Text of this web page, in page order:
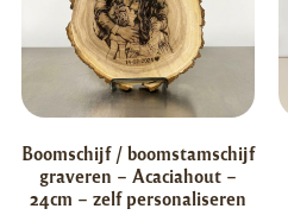
Boomschijf / boomstamschijf
graveren – Acaciahout –
24cm – zelf personaliseren